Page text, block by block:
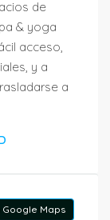
de
& yoga
acceso,
y a
a
Google Maps